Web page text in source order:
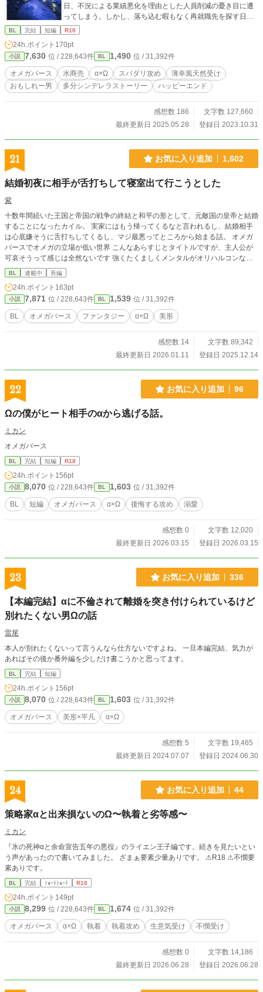
日、不況による業績悪化を理由とした人員削減の憂き目に遭
ってしまう。しかし、落ち込む暇もなく再就職先を探す日々
が始まった。が、学歴とバース性を理由に、なかなか採用に
い詰めた蛍は、とうとう目に止まった怪しげな夜の店の募集
広告に応募。面会で即採用となり働き始めるが、そこは男性
客が男性客を接待する高級クラブだった。 営業が始まり、蛍
はαのイケメンVIP客・羽黒の個室席に行くよう言われるのだ
が、部屋のドアを開けた途端に空腹と貧血で倒れてしまう。
天然ウェーブの茶髪、茶目。 容姿は母親似の線の細い美形。
筋肉質、眉目秀麗にして性格は温和で優しくスーツが超絶似
でも人当たりが良いのだが、実は好みが超絶うるっさい。何
BL 完結 短編 R18
24h.ポイント 170pt
小説 7,630 位 / 228,643件 BL 1,490 位 / 31,392件
オメガバース 水商売 α×Ω スパダリ攻め
薄幸風天然受け
おもしれー男
多分シンデレラストーリー ハッピーエンド
感想数 186
文字数 127,660
最終更新日 2025.05.28
登録日 2023.10.31
21 お気に入り追加 1,602
結婚初夜に相手が舌打ちして寝室出て行こうとした
紫
十数年間続いた王国と帝国の戦争の終結と和平の形として、元敵国の皇帝と結婚
することになったカイル。 実家にはもう帰ってくるなと言われるし、結婚相手
は心底嫌そうに舌打ちしてくるし、マジ最悪ってところから始まる話。 オメガ
バースでオメガの立場が低い世界 こんなあらすじとタイトルですが、主人公が
可哀そうって感じは全然ないです 強くたくましくメンタルがオリハルコンな主
人公です 主人公は耐える我慢する許す許容するということがあんまり出来ない
人間です 倫理観もちょっと薄いです というか、他人の事を自分と同じ人間だと
BL 連載中 長編
24h.ポイント 163pt
小説 7,871 位 / 228,643件 BL 1,539 位 / 31,392件
BL オメガバース ファンタジー α×Ω 美形
感想数 14
文字数 89,342
最終更新日 2026.01.11
登録日 2025.12.14
22 お気に入り追加 96
Ωの僕がヒート相手のαから逃げる話。
ミカン
オメガバース
BL 完結 短編 R18
24h.ポイント 156pt
小説 8,070 位 / 228,643件 BL 1,603 位 / 31,392件
BL 短編 オメガバース α×Ω 後悔する攻め 溺愛
感想数 0
文字数 12,020
最終更新日 2026.03.15
登録日 2026.03.15
23 お気に入り追加 336
【本編完結】αに不倫されて離婚を突き付けられているけど
別れたくない男Ωの話
雷尾
本人が別れたくないって言うんなら仕方ないですよね。 一旦本編完結、気力が
あればその後か番外編を少しだけ書こうかと思ってます。
BL 完結 短編
24h.ポイント 156pt
小説 8,070 位 / 228,643件 BL 1,603 位 / 31,392件
オメガバース 美形×平凡 α×Ω
感想数 5
文字数 19,465
最終更新日 2024.07.07
登録日 2024.06.30
24 お気に入り追加 44
策略家αと出来損ないのΩ〜執着と劣等感〜
ミカン
『氷の死神αと余命宣告五年の悪役』のライエン王子編です。続きを見たいとい
う声があったので書いてみました。 ざまぁ要素少量ありです。 ⚠︎R18 ⚠︎不憫要
素ありです。
BL 完結 ｼｮｰﾄｼｮｰﾄ R18
24h.ポイント 149pt
小説 8,299 位 / 228,643件 BL 1,674 位 / 31,392件
オメガバース α×Ω 執着 執着攻め 生意気受け 不憫受け
感想数 0
文字数 14,186
最終更新日 2026.06.28
登録日 2026.06.28